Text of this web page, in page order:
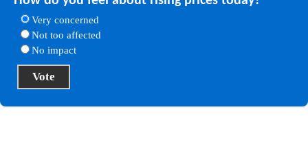
Very concerned
Not too affected
No impact